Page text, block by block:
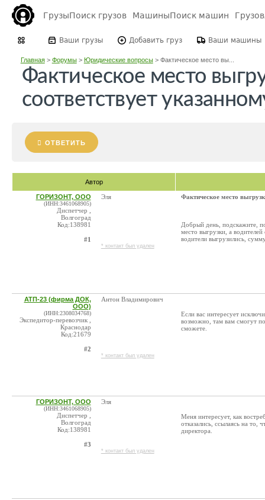
ГрузыПоиск грузов МашиныПоиск машин
Ваши грузы Добавить груз Ваши машины
Главная> Форумы> Юридические вопросы> Фактическое место вы...
Фактическое место
соответствует
ОТВЕТИТЬ
Автор
ГОРИЗОНТ, ООО
(ИНН:3461068905)
Диспетчер ,
Волгоград
Код:138981
#1
Эля
* контакт был удален
Фактическое место
Добрый день, подскажите,
место выгрузки, а
водители выгрузились,
АТП-23 (фирма ДОК,
ООО)
(ИНН:2308034768)
Экспедитор-перевозчик ,
Краснодар
Код:21679
#2
Антон Владимирович
* контакт был удален
Если вас интересует
возможно, там вам смогут
сможете.
ГОРИЗОНТ, ООО
(ИНН:3461068905)
Диспетчер ,
Волгоград
Код:138981
#3
Эля
* контакт был удален
Меня интересует, как
отказались, ссылаясь на то,
директора.